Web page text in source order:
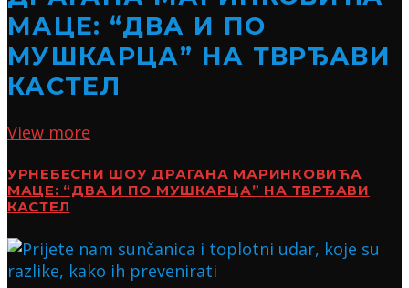
МАЦЕ: “ДВА И ПО
МУШКАРЦА” НА ТВРЂАВИ
КАСТЕЛ
View more
УРНЕБЕСНИ ШОУ ДРАГАНА МАРИНКОВИЋА
МАЦЕ: “ДВА И ПО МУШКАРЦА” НА ТВРЂАВИ
КАСТЕЛ